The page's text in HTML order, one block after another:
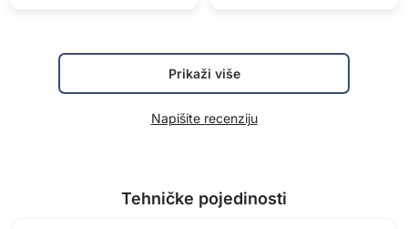
Prikaži više
Napišite recenziju
Tehničke pojedinosti